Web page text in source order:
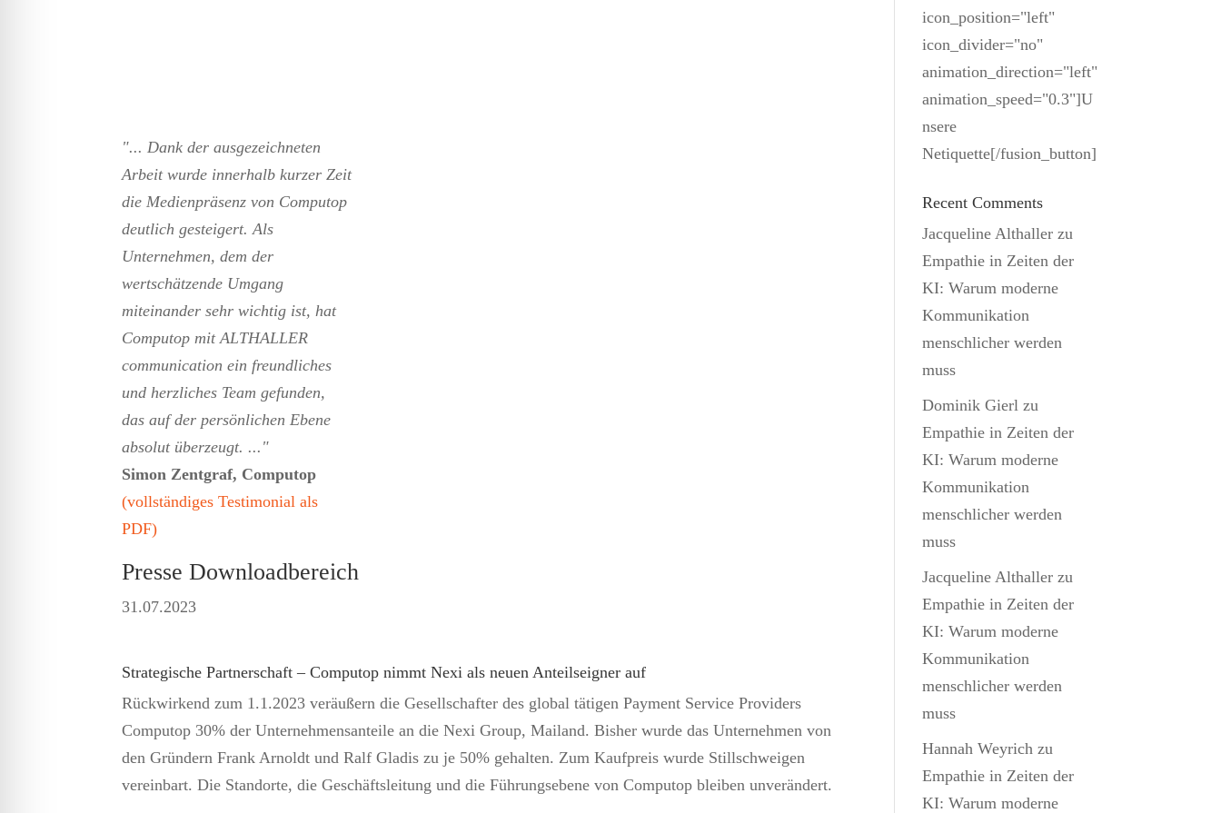
"... Dank der ausgezeichneten
Arbeit wurde innerhalb kurzer Zeit
die Medienpräsenz von Computop
deutlich gesteigert. Als
Unternehmen, dem der
wertschätzende Umgang
miteinander sehr wichtig ist, hat
Computop mit ALTHALLER
communication ein freundliches
und herzliches Team gefunden,
das auf der persönlichen Ebene
absolut überzeugt. ..."
Simon Zentgraf, Computop
(vollständiges Testimonial als
PDF)
Presse Downloadbereich
31.07.2023
Strategische Partnerschaft – Computop nimmt Nexi als neuen Anteilseigner auf
Rückwirkend zum 1.1.2023 veräußern die Gesellschafter des global tätigen Payment Service Providers
Computop 30% der Unternehmensanteile an die Nexi Group, Mailand. Bisher wurde das Unternehmen von
den Gründern Frank Arnoldt und Ralf Gladis zu je 50% gehalten. Zum Kaufpreis wurde Stillschweigen
vereinbart. Die Standorte, die Geschäftsleitung und die Führungsebene von Computop bleiben unverändert.
icon_position="left"
icon_divider="no"
animation_direction="left"
animation_speed="0.3"]U
nsere
Netiquette[/fusion_button]
Recent Comments
Jacqueline Althaller zu
Empathie in Zeiten der
KI: Warum moderne
Kommunikation
menschlicher werden
muss
Dominik Gierl zu
Empathie in Zeiten der
KI: Warum moderne
Kommunikation
menschlicher werden
muss
Jacqueline Althaller zu
Empathie in Zeiten der
KI: Warum moderne
Kommunikation
menschlicher werden
muss
Hannah Weyrich zu
Empathie in Zeiten der
KI: Warum moderne